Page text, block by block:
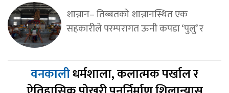
शान्नान– तिब्बतको शान्नानस्थित एक
सहकारीले परम्परागत ऊनी कपडा ‘पुलु’ र
वनकालीधर्मशाला, कलात्मक पर्खाल र